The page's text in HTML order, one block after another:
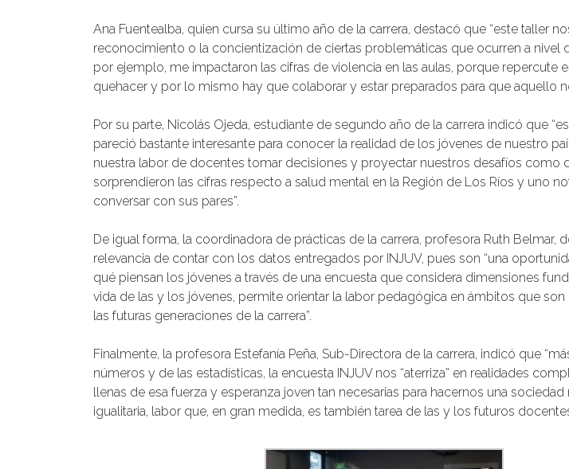
Ana Fuentealba, quien cursa su último año de la carrera, destacó que “este taller
reconocimiento o la concientización de ciertas problemáticas que ocurren a nivel
por ejemplo, me impactaron las cifras de violencia en las aulas, porque repercute
quehacer y por lo mismo hay que colaborar y estar preparados para que aquello
Por su parte, Nicolás Ojeda, estudiante de segundo año de la carrera indicó que
pareció bastante interesante para conocer la realidad de los jóvenes de nuestro
nuestra labor de docentes tomar decisiones y proyectar nuestros desafíos como
sorprendieron las cifras respecto a salud mental en la Región de Los Ríos y uno
conversar con sus pares”.
De igual forma, la coordinadora de prácticas de la carrera, profesora Ruth Belmar,
relevancia de contar con los datos entregados por INJUV, pues son “una
qué piensan los jóvenes a través de una encuesta que considera dimensiones
vida de las y los jóvenes, permite orientar la labor pedagógica en ámbitos que son
las futuras generaciones de la carrera”.
Finalmente, la profesora Estefanía Peña, Sub-Directora de la carrera, indicó que
números y de las estadísticas, la encuesta INJUV nos “aterriza” en realidades
llenas de esa fuerza y esperanza joven tan necesarias para hacernos una
igualitaria, labor que, en gran medida, es también tarea de las y los futuros